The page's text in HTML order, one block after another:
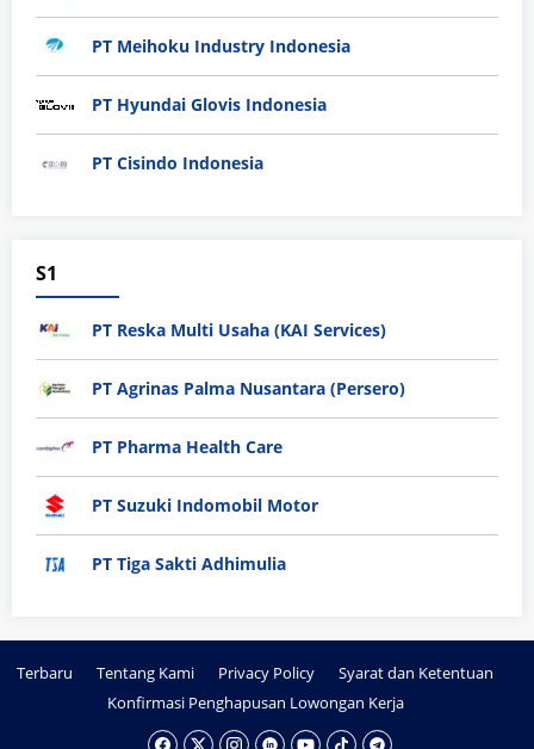
PT Meihoku Industry Indonesia
PT Hyundai Glovis Indonesia
PT Cisindo Indonesia
S1
PT Reska Multi Usaha (KAI Services)
PT Agrinas Palma Nusantara (Persero)
PT Pharma Health Care
PT Suzuki Indomobil Motor
PT Tiga Sakti Adhimulia
Terbaru Tentang Kami Privacy Policy
Syarat dan Ketentuan
Konfirmasi Penghapusan Lowongan Kerja